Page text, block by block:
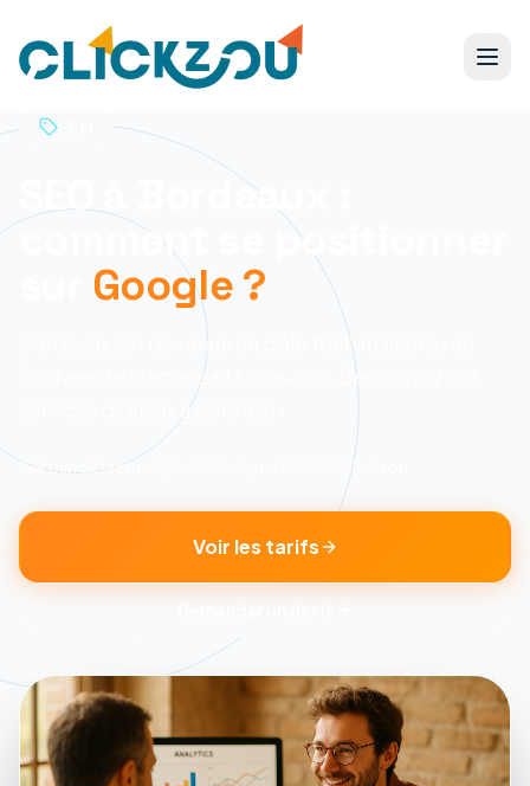
SEO à Bordeaux :
comment se positionner
Google ?
Bordeaux est devenue un pôle tech majeur avec
l'arrivée de startups et scale-ups. Découvrez nos
services digitaux à Bordeaux.
9 min de lecture Clickzou
Voir les tarifs